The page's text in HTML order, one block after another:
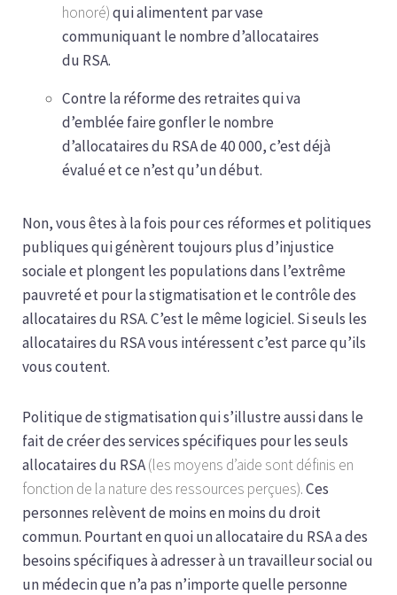
honoré)qui alimentent par vase
communiquant le nombre d’allocataires
du RSA.
Contre la réforme des retraites qui va
d’emblée faire gonfler le nombre
d’allocataires du RSA de 40 000, c’est déjà
évalué et ce n’est qu’un début.
Non, vous êtes à la fois pour ces réformes et politiques
publiques qui génèrent toujours plus d’injustice
sociale et plongent les populations dans l’extrême
pauvreté et pour la stigmatisation et le contrôle des
allocataires du RSA. C’est le même logiciel. Si seuls les
allocataires du RSA vous intéressent c’est parce qu’ils
vous coutent.
Politique de stigmatisation qui s’illustre aussi dans le
fait de créer des services spécifiques pour les seuls
allocataires du RSA(les moyens d’aide sont définis en
fonction de la nature des ressources perçues).Ces
personnes relèvent de moins en moins du droit
commun. Pourtant en quoi un allocataire du RSA a des
besoins spécifiques à adresser à un travailleur social ou
un médecin que n’a pas n’importe quelle personne